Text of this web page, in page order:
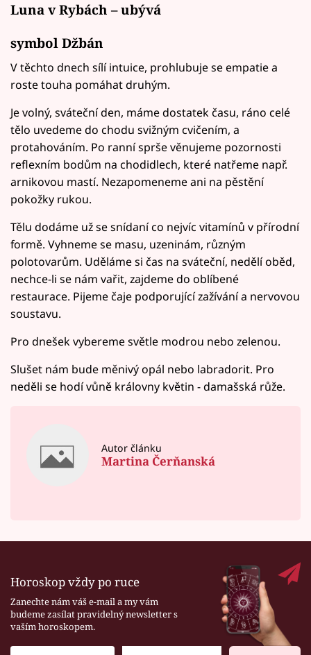
Luna v Rybách – ubývá
symbol Džbán
V těchto dnech sílí intuice, prohlubuje se empatie a
roste touha pomáhat druhým.
Je volný, sváteční den, máme dostatek času, ráno celé
tělo uvedeme do chodu svižným cvičením, a
protahováním. Po ranní sprše věnujeme pozornosti
reflexním bodům na chodidlech, které natřeme např.
arnikovou mastí. Nezapomeneme ani na pěstění
pokožky rukou.
Tělu dodáme už se snídaní co nejvíc vitamínů v přírodní
formě. Vyhneme se masu, uzeninám, různým
polotovarům. Uděláme si čas na sváteční, nedělí oběd,
nechce-li se nám vařit, zajdeme do oblíbené
restaurace. Pijeme čaje podporující zažívání a nervovou
soustavu.
Pro dnešek vybereme světle modrou nebo zelenou.
Slušet nám bude měnivý opál nebo labradorit. Pro
neděli se hodí vůně královny květin - damašská růže.
Autor článku
Martina Čerňanská
Horoskop vždy po ruce
Zanechte nám váš e-mail a my vám
budeme zasílat pravidelný newsletter s
vaším horoskopem.